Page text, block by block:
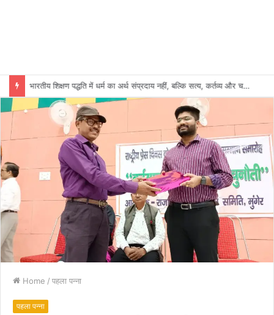
भारतीय शिक्षण पद्धति में धर्म का अर्थ संप्रदाय नहीं, बल्कि सत्य, कर्तव्य और चरित्र निर्माण है: विजय प्रकाश
Home / पहला पन्ना
पहला पन्ना